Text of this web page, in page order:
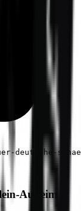
Auheim